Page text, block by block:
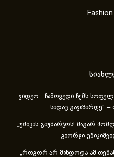
Fashion
ვიდეო: „ჩამოვედი ჩემს
სადაც გავიზარდე“
„უშიკას გაუმარჯოს! მაგარ
გიორგი
„როგორ არ მინდოდა ამ